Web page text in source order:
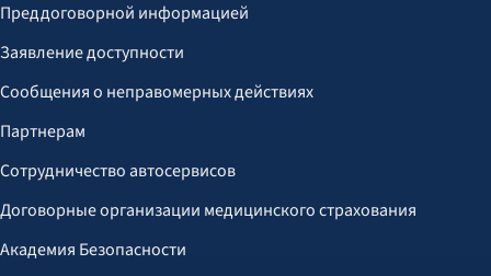
Преддоговорной информацией
Заявление доступности
Сообщения о неправомерных действиях
Партнерам
Сотрудничество автосервисов
Договорные организации медицинского страхования
Академия Безопасности